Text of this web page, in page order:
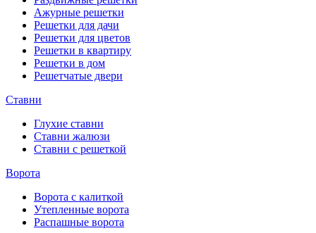
Ажурные решетки
Решетки для дачи
Решетки для цветов
Решетки в квартиру
Решетки в дом
Решетчатые двери
Ставни
Глухие ставни
Ставни жалюзи
Ставни с решеткой
Ворота
Ворота с калиткой
Утепленные ворота
Распашные ворота